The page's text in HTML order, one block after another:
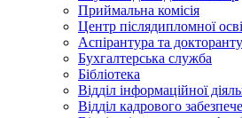
Приймальна комісія
Центр післядипломної
Аспірантура та
Бухгалтерська служба
Бібліотека
Відділ інформаційної
Відділ кадрового